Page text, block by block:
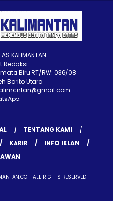
KALIMANTAN
Redaksi:
Biru RT/RW: 036/08
Barito Utara
TENTANG KAMI
KARIR
INFO IKLAN
- ALL RIGHTS RESERVED